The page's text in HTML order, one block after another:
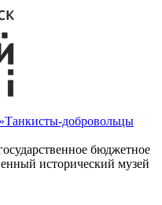
Танкисты-добровольцы
бюджетное
исторический музей